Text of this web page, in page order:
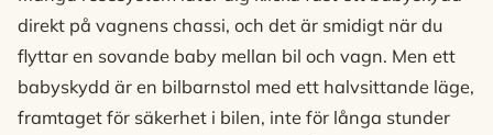
direkt på vagnens chassi, och det är smidigt när du
flyttar en sovande baby mellan bil och vagn. Men ett
babyskydd är en bilbarnstol med ett halvsittande läge,
framtaget för säkerhet i bilen, inte för långa stunder